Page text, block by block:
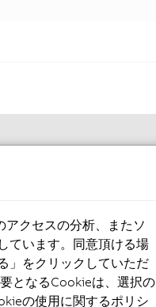
ranging from 17
クセスの分析、またソ
ています。同意頂ける場
」をクリックしていただ
となるCookieは、選択の
の使用に関するポリシ